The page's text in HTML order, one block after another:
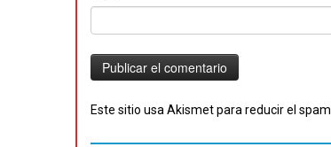
Este sitio usa Akismet para reducir el spam.